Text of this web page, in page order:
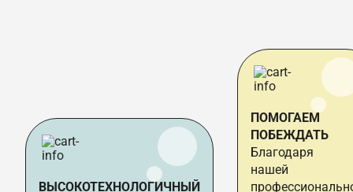
ВЫСОКОТЕХНОЛОГИЧНЫЙ
ПОМОГАЕМ
ПОБЕЖДАТЬ
Благодаря
нашей